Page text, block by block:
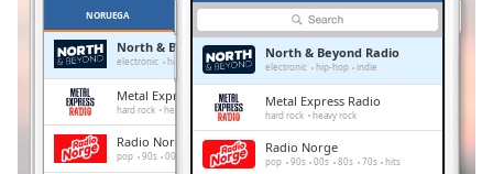
Chapters
NORUEGA
North & Beyond Radio
electronic hip-hop indie
Metal Express Radio
hard rock heavy rock
Radio Norge
pop 90s 00s 70s hits
North & Beyond Radio
electronic hip-hop indie
Metal Express Radio
hard rock heavy rock
Radio Norge
pop 90s 00s 80s 70s hits